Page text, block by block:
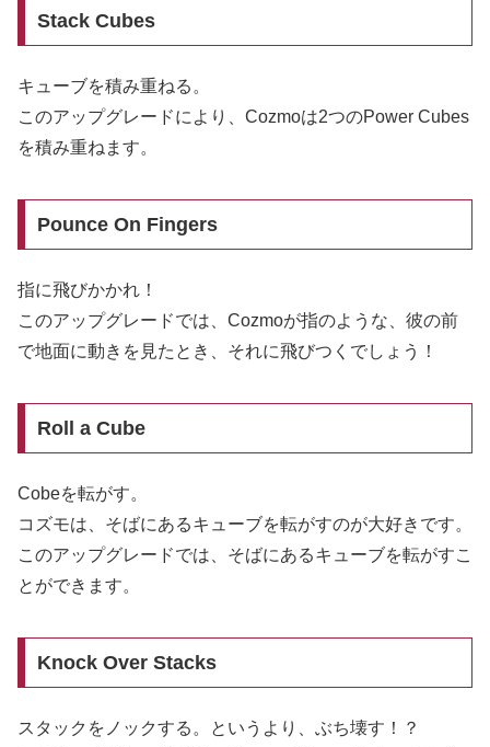
Stack Cubes
キューブを積み重ねる。
このアップグレードにより、Cozmoは2つのPower Cubes
を積み重ねます。
Pounce On Fingers
指に飛びかかれ！
このアップグレードでは、Cozmoが指のような、彼の前
で地面に動きを見たとき、それに飛びつくでしょう！
Roll a Cube
Cobeを転がす。
コズモは、そばにあるキューブを転がすのが大好きです。
このアップグレードでは、そばにあるキューブを転がすこ
とができます。
Knock Over Stacks
スタックをノックする。というより、ぶち壊す！？